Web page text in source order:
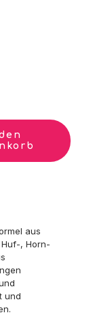
aus
, Horn-
und